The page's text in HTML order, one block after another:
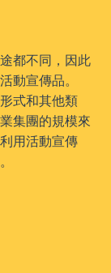
都不同，因此
動宣傳品。
式和其他類
集團的規模來
用活動宣傳